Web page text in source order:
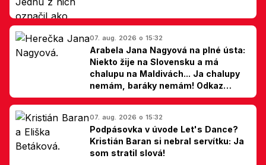
07. aug. 2026 o 15:32
Arabela Jana Nagyová na plné ústa:
Niekto žije na Slovensku a má
chalupu na Maldivách... Ja chalupy
nemám, baráky nemám! Odkaz
Slovákom
07. aug. 2026 o 15:32
Podpásovka v úvode Let's Dance?
Kristián Baran si nebral servítku: Ja
som stratil slová!